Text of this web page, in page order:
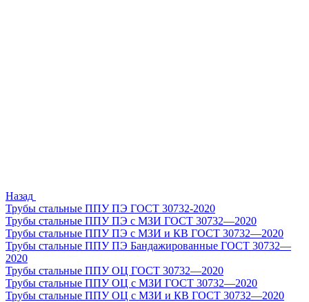
Назад
Трубы стальные ППУ ПЭ ГОСТ 30732-2020
Трубы стальные ППУ ПЭ с МЗИ ГОСТ 30732—2020
Трубы стальные ППУ ПЭ с МЗИ и КВ ГОСТ 30732—2020
Трубы стальные ППУ ПЭ Бандажированные ГОСТ 30732—
2020
Трубы стальные ППУ ОЦ ГОСТ 30732—2020
Трубы стальные ППУ ОЦ с МЗИ ГОСТ 30732—2020
Трубы стальные ППУ ОЦ с МЗИ и КВ ГОСТ 30732—2020